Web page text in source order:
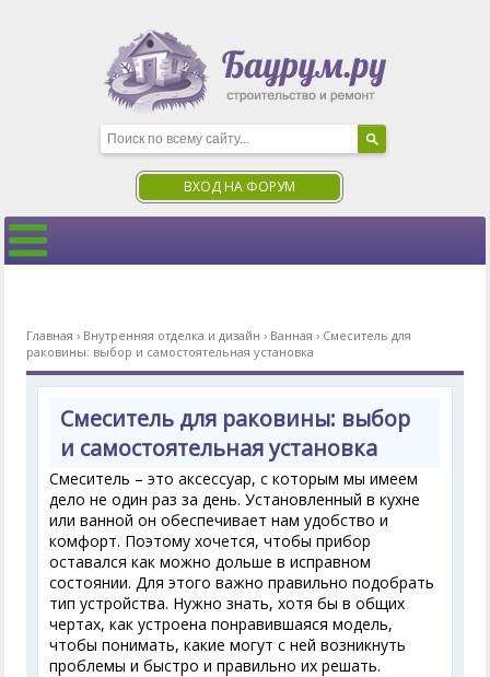
ВХОД НА ФОРУМ
Главная › Внутренняя отделка и дизайн › Ванная › Смеситель для
раковины: выбор и самостоятельная установка
Смеситель для раковины: выбор
и самостоятельная установка
Смеситель – это аксессуар, с которым мы имеем
дело не один раз за день. Установленный в кухне
или ванной он обеспечивает нам удобство и
комфорт. Поэтому хочется, чтобы прибор
оставался как можно дольше в исправном
состоянии. Для этого важно правильно подобрать
тип устройства. Нужно знать, хотя бы в общих
чертах, как устроена понравившаяся модель,
чтобы понимать, какие могут с ней возникнуть
проблемы и быстро и правильно их решать.